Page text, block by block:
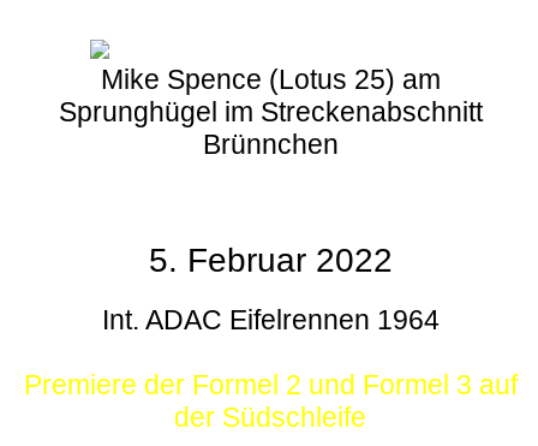
Mike Spence (Lotus 25) am
Sprunghügel im Streckenabschnitt
Brünnchen
5. Februar 2022
Int. ADAC Eifelrennen 1964
Premiere der Formel 2 und Formel 3 auf
der Südschleife